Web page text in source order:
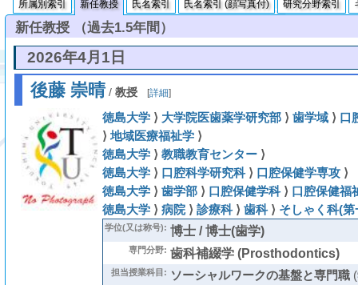
所属別索引 新任教授 氏名索引 氏名索引 (顔写真付) 研究分野索引
新任教授 （過去1.5年間）
2026年4月1日
後藤 崇晴/ 教授 [詳細]
徳島大学⟩ 大学院医歯薬学研究部⟩ 歯学域⟩ 口
⟩地域医療福祉学⟩
徳島大学⟩ 教職教育センター⟩
徳島大学⟩ 口腔科学研究科⟩ 口腔保健学専攻⟩
徳島大学⟩ 歯学部⟩ 口腔保健学科⟩ 口腔保健福
徳島大学⟩ 病院⟩ 診療科⟩ 歯科⟩ そしゃく科(
学位(又は称号): 博士 / 博士(歯学)
専門分野: 歯科補綴学 (Prosthodontics)
担当授業科目: ソーシャルワークの基盤と専門職(